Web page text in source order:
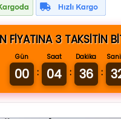
FİYATINA 3 TAKSİTİN
Gün
00 :
Saat
04 :
Dakika
36 :